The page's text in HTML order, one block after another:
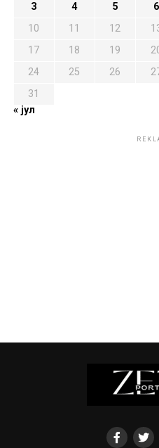
3
4 5 6
10
11 12
17
18 19
24
25 26
31
« јул